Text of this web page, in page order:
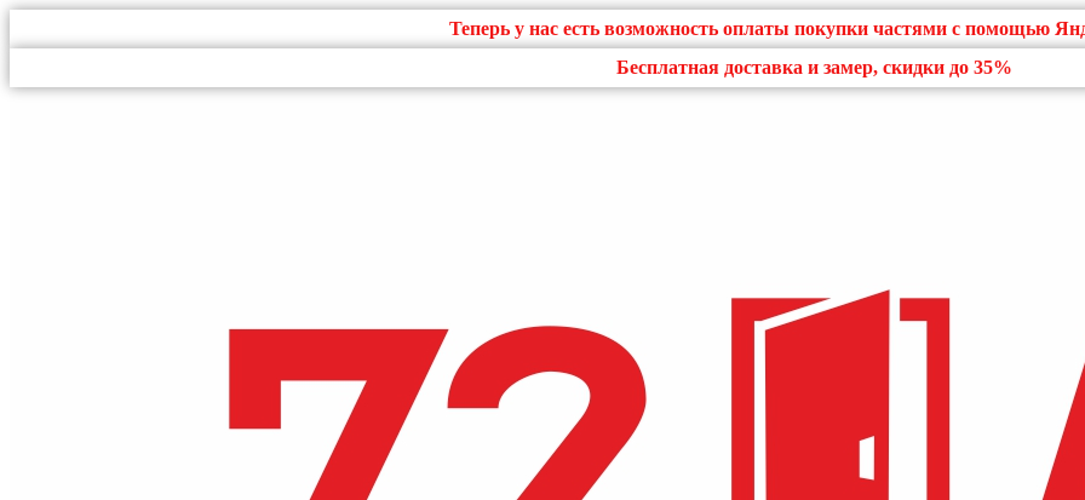
Теперь у нас есть возможность оплаты покупки частями с помощью
Бесплатная доставка и замер, скидки до 35%